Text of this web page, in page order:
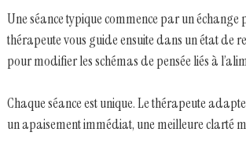
Une séance typique commence par un
thérapeute vous guide ensuite dans un état de
pour modifier les schémas de pensée liés à
Chaque séance est unique. Le thérapeute
un apaisement immédiat, une meilleure clarté